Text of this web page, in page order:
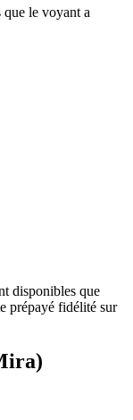
le voyant a
disponibles que
prépayé fidélité sur